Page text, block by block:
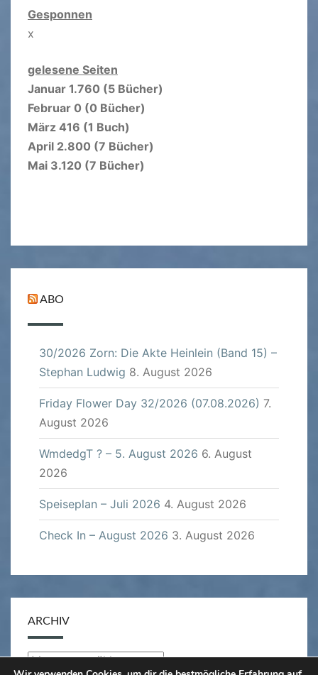
Gesponnen
x
gelesene Seiten
Januar 1.760 (5 Bücher)
Februar 0 (0 Bücher)
März 416 (1 Buch)
April 2.800 (7 Bücher)
Mai 3.120 (7 Bücher)
ABO
30/2026 Zorn: Die Akte Heinlein (Band 15) –
Stephan Ludwig 8. August 2026
Friday Flower Day 32/2026 (07.08.2026) 7.
August 2026
WmdedgT ? – 5. August 2026 6. August
2026
Speiseplan – Juli 2026 4. August 2026
Check In – August 2026 3. August 2026
ARCHIV
Archiv